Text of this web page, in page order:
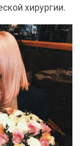
хирургии.